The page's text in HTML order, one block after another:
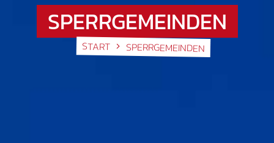
SPERRGEMEINDEN
START SPERRGEMEINDEN